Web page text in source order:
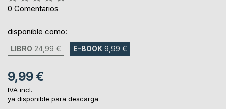
0%
0 Comentarios
disponible como:
LIBRO 24,99 € E-BOOK 9,99 €
9,99 €
IVA incl.
ya disponible para descarga